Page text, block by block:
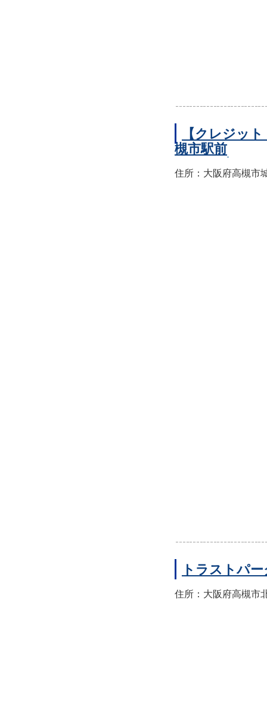
【クレジッ
槻市駅前
住所：大阪府高槻市
トラストパ
住所：大阪府高槻市